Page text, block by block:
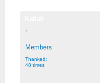
Members
Thanked:
48 times